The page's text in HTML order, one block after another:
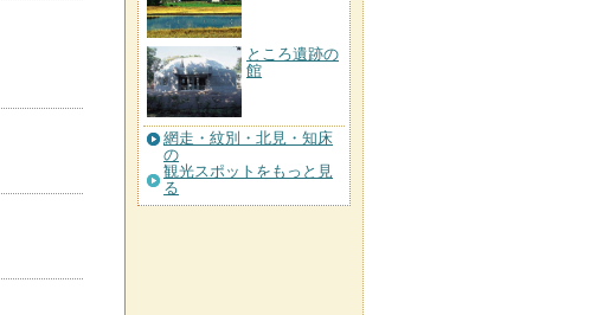
ところ遺跡の
館
網走・紋別・北見・知床
の
観光スポットをもっと見
る